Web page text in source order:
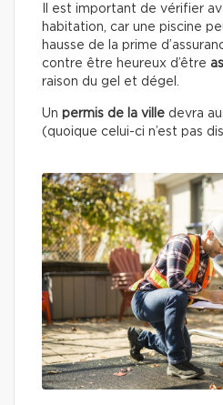
Il est important de vérifier
habitation, car une piscine
hausse de la prime
contre être heureux d’être
raison du gel et dégel.
Un permis de la ville devra
(quoique celui-ci n’est pas